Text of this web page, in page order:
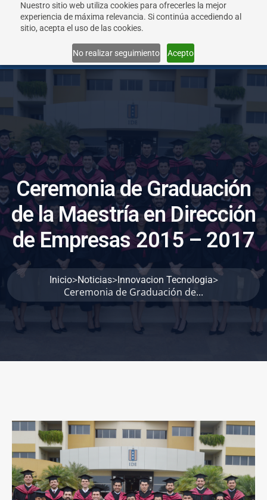
Nuestro sitio web utiliza cookies para ofrecerles la mejor
experiencia de máxima relevancia. Si continúa accediendo al
sitio, acepta el uso de las cookies.
No realizar seguimiento Acepto
CeremoniadeGraduación
delaMaestríaenDirección
deEmpresas 2015– 2017
Inicio>Noticias>Innovacion Tecnologia>
Ceremonia de Graduación de...